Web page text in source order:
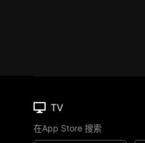
TV
在App Store 搜索